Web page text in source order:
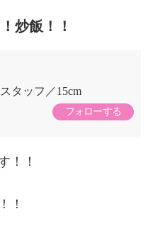
炒飯！！
タッフ
15cm
フォローする
！！
！